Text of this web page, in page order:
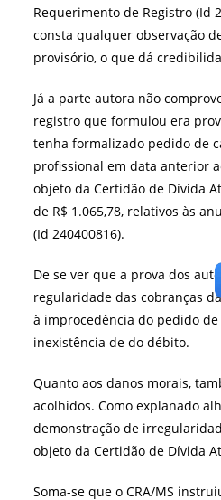
Requerimento de Registro (Id
consta qualquer observação
provisório, o que dá
Já a parte autora não
registro que formulou era
tenha formalizado pedido de
profissional em data anterior
objeto da Certidão de Dívida
de R$ 1.065,78, relativos às
(Id 240400816).
De se ver que a prova dos
regularidade das cobranças
à improcedência do pedido
inexistência de do débito.
Quanto aos danos morais,
acolhidos. Como explanado
demonstração de
objeto da Certidão de Dívida
Soma-se que o CRA/MS